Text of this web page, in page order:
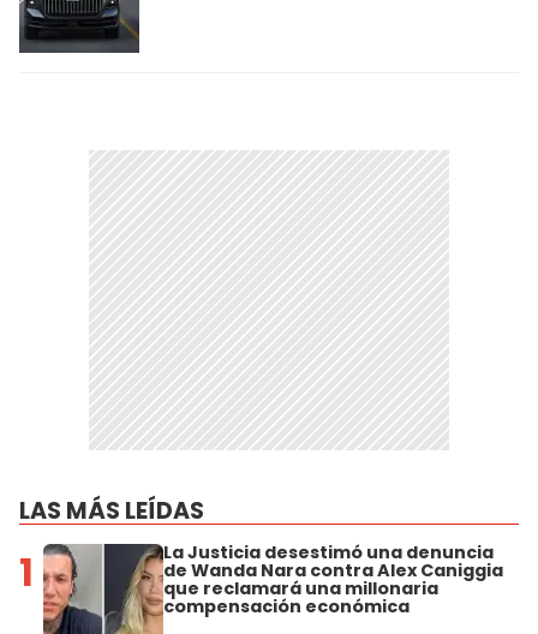
LAS MÁS LEÍDAS
1 La Justicia desestimó una denuncia
de Wanda Nara contra Alex Caniggia
que reclamará una millonaria
compensación económica